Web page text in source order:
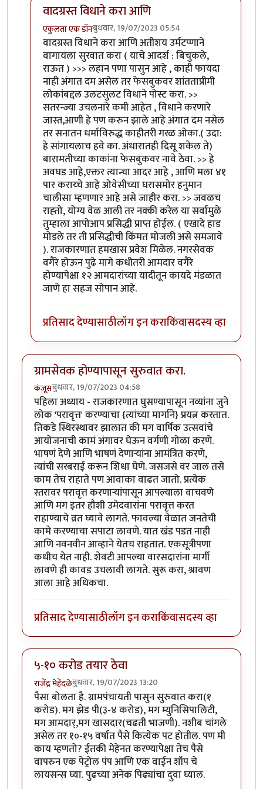
वादग्रस्त विधाने करा आणि
एकुलता एक डॉनबुधवार, 19/07/2023 05:54
In reply toवादग्रस्त विधाने करा आणिbyविजुभाऊ
वादग्रस्त विधाने करा आणि अतीशय उर्मटप्णाने
वागायला सुरवात करा ( याचे आदर्श : बिचुकले,
राऊत ) >>> लहान पणा पासुन आहे , काही फायदा
नाही अंगात दम असेल तर फेसबुकवर शांतताप्रीमी
लोकांबद्दल उलटसुलट विधाने पोस्ट करा. >>
सतरन्ज्या उचलनारे कमी आहेत , विधाने करणारे
जास्त,आणी हे पण करुन झाले आहे अंगात दम नसेल
तर सनातन धर्माविरुद्ध काहीतरी गरळ ओका.( उदा:
हे सांगायलाच हवे का. अंधारातही दिसू शकेल ते)
बारामतीच्या काकांना फेसबुकवर नावे ठेवा. >> हे
अवघड आहे,एक्तर त्यान्चा आदर आहे , आणि मला ४१
पार कराय्चे आहे ओवेसीच्या घरासमोर हनुमान
चालीसा म्हणणार आहे असे जाहीर करा. >> जवळच
राह्तो, योग्य वेळ आली तर नक्की करेल या सर्वामुळे
तुम्हाला आपोआप प्रसिद्धी प्राप्त होईल. ( एखादे हाड
मोडले तर ती प्रसिद्धीची किंमत मोजली असे समजावे
). राजकारणात हमखास प्रवेश मिळेल. नगरसेवक
वगैरे होऊन पुढे मागे कधीतरी आमदार वगैरे
होण्यापेक्षा १२ आमदारांच्या यादीतून कायदे मंडळात
जाणे हा सहज सोपान आहे.
प्रतिसाद देण्यासाठीलॉग इन कराकिंवासदस्य व्हा
ग्रामसेवक होण्यापासून सुरुवात करा.
कंजूसबुधवार, 19/07/2023 04:58
पहिला अध्याय - राजकारणात घुसण्यापासून नव्यांना जुने
लोक 'परावृत्त' करण्याचा {त्यांच्या मार्गाने} प्रयत्न करतात.
तिकडे स्थिरस्थावर झालात की मग वार्षिक उत्सवांचे
आयोजनाची कामं अंगावर घेऊन वर्गणी गोळा करणे.
भाषणं देणे आणि भाषणं देणाऱ्यांना आमंत्रित करणे,
त्यांची सरबराई करून शिधा घेणे. जसजसे वर जाल तसे
काम तेच राहाते पण आवाका वाढत जातो. प्रत्येक
स्तरावर परावृत्त करणाऱ्यांपासून आपल्याला वाचवणे
आणि मग इतर हौशी उमेदवारांना परावृत्त करत
राहाण्याचे व्रत घ्यावे लागते. फावल्या वेळात जनतेची
कामे करण्याचा सपाटा लावणे. यात खंड पडत नाही
आणि नवनवीन आव्हाने येतच राहतात. एकसूत्रीपणा
कधीच येत नाही. शेवटी आपल्या वारसदारांना मार्गी
लावणे ही कावड उचलावी लागते. सुरू करा, श्रावण
आला आहे अधिकचा.
प्रतिसाद देण्यासाठीलॉग इन कराकिंवासदस्य व्हा
५-१० करोड तयार ठेवा
राजेंद्र मेहेंदळेबुधवार, 19/07/2023 13:20
पैसा बोलता है. ग्रामपंचायती पासुन सुरुवात करा(१
करोड). मग झेड पी(३-४ करोड), मग म्युनिसिपालिटी,
मग आमदार्,मग खासदार(चढती भाजणी). नशीब चांगले
असेल तर १०-१५ वर्षात पैसे कित्येक पट होतील. पण मी
काय म्हणतो? ईतकी मेहेनत करण्यापेक्षा तेच पैसे
वापरुन एक पेट्रोल पंप आणि एक वाईन शॉप चे
लायसन्स घ्या. पुढच्या अनेक पिढ्यांचा दुवा घ्याल.